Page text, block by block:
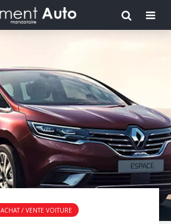
ACHAT / VENTE VOITURE